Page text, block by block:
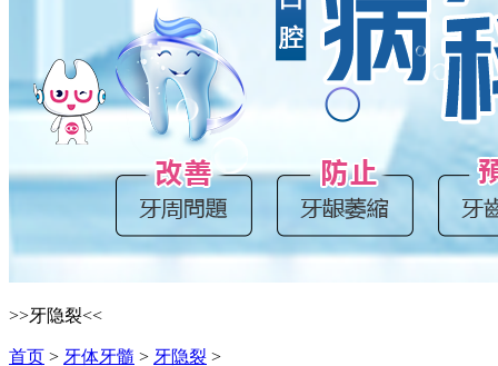
>>牙隐裂<<
首页 > 牙体牙髓 > 牙隐裂 >